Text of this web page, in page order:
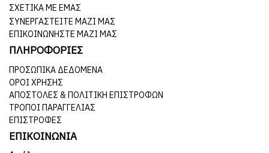
ΣΧΕΤΙΚΆ ΜΕ ΕΜΆΣ
ΣΥΝΕΡΓΑΣΤΕΊΤΕ ΜΑΖΊ ΜΑΣ
ΕΠΙΚΟΙΝΩΝΉΣΤΕ ΜΑΖΊ ΜΑΣ
ΠΛΗΡΟΦΟΡΙΕΣ
ΠΡΟΣΩΠΙΚΆ ΔΕΔΟΜΈΝΑ
ΌΡΟΙ ΧΡΉΣΗΣ
ΑΠΟΣΤΟΛΈΣ & ΠΟΛΙΤΙΚΉ ΕΠΙΣΤΡΟΦΏΝ
ΤΡΌΠΟΙ ΠΑΡΑΓΓΕΛΊΑΣ
ΕΠΙΣΤΡΟΦΈΣ
ΕΠΙΚΟΙΝΩΝΙΑ